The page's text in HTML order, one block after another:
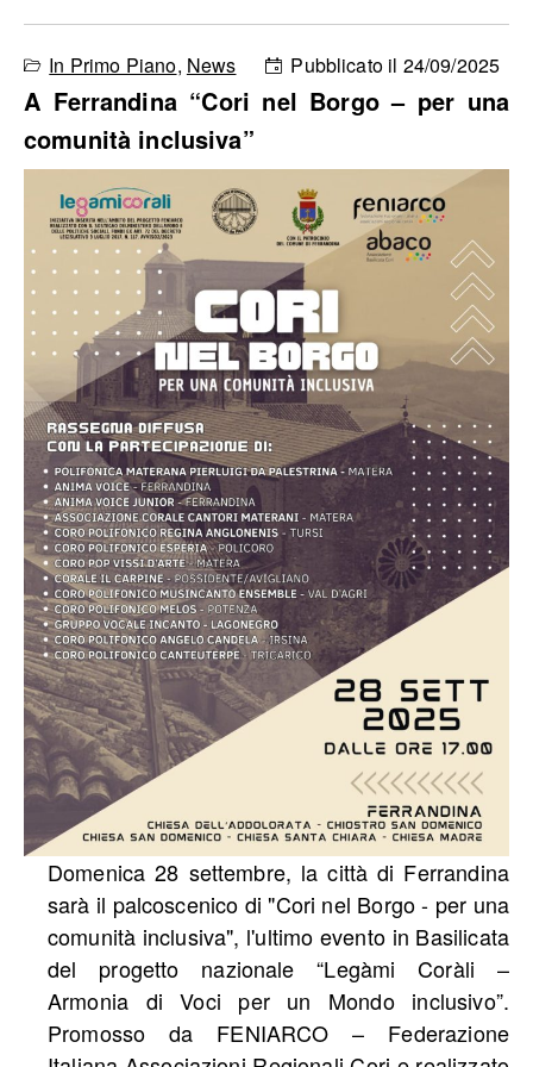
In Primo Piano, News Pubblicato il 24/09/2025
A Ferrandina “Cori nel Borgo – per una
comunità inclusiva”
Domenica 28 settembre, la città di Ferrandina
sarà il palcoscenico di "Cori nel Borgo - per una
comunità inclusiva", l'ultimo evento in Basilicata
del progetto nazionale “Legàmi Coràli –
Armonia di Voci per un Mondo inclusivo”.
Promosso da FENIARCO – Federazione